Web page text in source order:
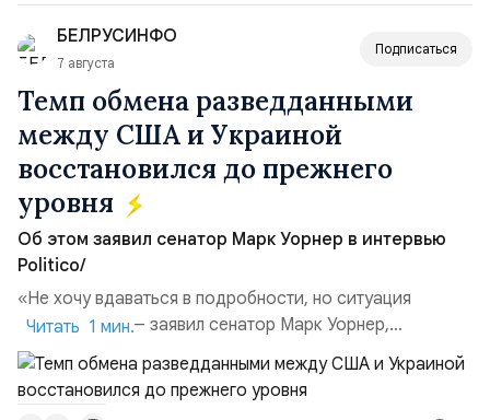
объёма всего российского рынка слияний и
поглощений. Крупнейшей ...
БЕЛРУСИНФО
7 августа
Подписаться
Темп обмена разведданными
между США и Украиной
восстановился до прежнего
уровня
Об этом заявил сенатор Марк Уорнер в интервью
Politico/
«Не хочу вдаваться в подробности, но ситуация
улучшилась», — заявил сенатор Марк Уорнер,
высокопоставленный член комитета по разведке,
добавив, что использование Украиной беспилотников и
ракет большой дальности позволило ей наносить
Читать 1 мин.